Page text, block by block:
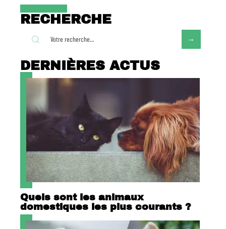
RECHERCHE
DERNIÈRES ACTUS
Quels sont les animaux
domestiques les plus courants ?